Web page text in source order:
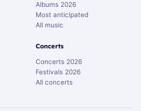
Albums 2026
Most anticipated
All music
Concerts
Concerts 2026
Festivals 2026
All concerts